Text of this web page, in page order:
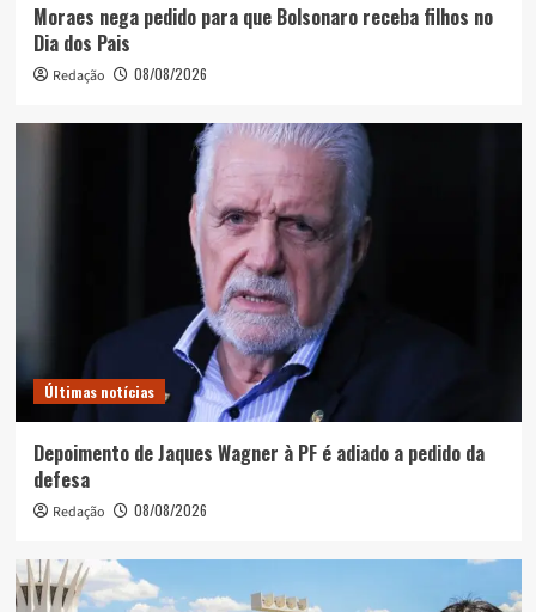
Moraes nega pedido para que Bolsonaro receba filhos no
Dia dos Pais
Redação 08/08/2026
Últimas notícias
Depoimento de Jaques Wagner à PF é adiado a pedido da
defesa
Redação 08/08/2026